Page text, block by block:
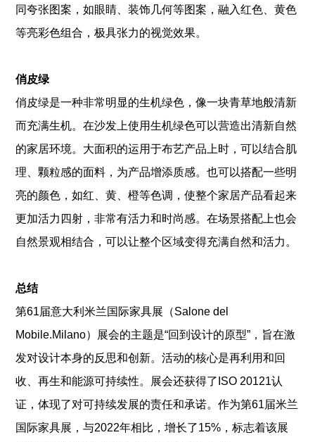
同夸张图案，如眼睛、装饰几何等图案，融入红色、黄色
等亮彩色组合，极具张力的视觉效果。
俏皮绿
俏皮绿是一种非常明显的生机绿色，像一块青草地般清新
而充满生机。在沙发上使用生机绿色可以营造出清新自然
的家居环境。大面积的运用于布艺产品上时，可以结合肌
理、颗粒感的面料，为产品增添质感。也可以搭配一些明
亮的颜色，如红、黄、橙等色调，使整个家居产品看起来
更加活力四射，非常有活力和时尚感。在场景搭配上也会
自然景观相结合，可以让整个区域变得充满自然和活力。
总结
第61届意大利米兰国际家具展（Salone del
Mobile.Milano）展会的主题是“回到设计的原型”，旨在激
发对设计本身的反思和创新。活动的核心是再利用和回
收、再生和能源可持续性。展会还获得了ISO 20121认
证，体现了对可持续发展的责任和承诺。作为第61届米兰
国际家具展，与2022年相比，增长了15%，标志着该展